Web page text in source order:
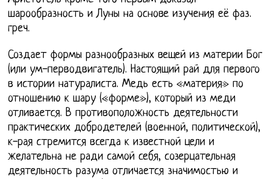
шарообразность и Луны на основе изучения её фаз.
греч.
Создает формы разнообразных вещей из материи Бог
(или ум-перводвигатель). Настоящий рай для первого
в истории натуралиста. Медь есть «материя» по
отношению к шару («форме»), который из меди
отливается. В противоположность деятельности
практических добродетелей (военной, политической),
к-рая стремится всегда к известной цели и
желательна не ради самой себя, созерцательная
деятельность разума отличается значимостью и